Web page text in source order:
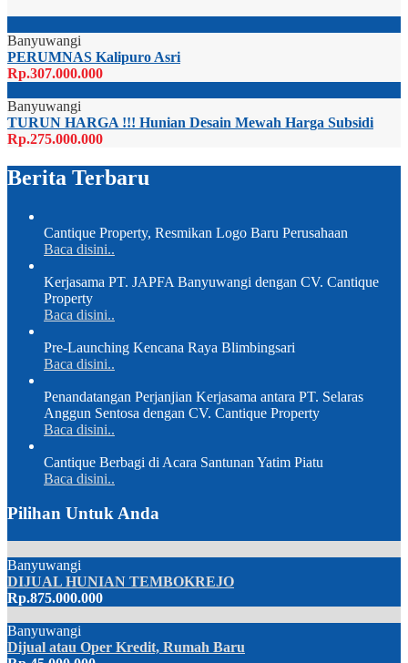
Banyuwangi
PERUMNAS Kalipuro Asri
Rp.307.000.000
Banyuwangi
TURUN HARGA !!! Hunian Desain Mewah Harga Subsidi
Rp.275.000.000
Berita Terbaru
Cantique Property, Resmikan Logo Baru Perusahaan
Baca disini..
Kerjasama PT. JAPFA Banyuwangi dengan CV. Cantique
Property
Baca disini..
Pre-Launching Kencana Raya Blimbingsari
Baca disini..
Penandatangan Perjanjian Kerjasama antara PT. Selaras
Anggun Sentosa dengan CV. Cantique Property
Baca disini..
Cantique Berbagi di Acara Santunan Yatim Piatu
Baca disini..
Pilihan Untuk Anda
Banyuwangi
DIJUAL HUNIAN TEMBOKREJO
Rp.875.000.000
Banyuwangi
Dijual atau Oper Kredit, Rumah Baru